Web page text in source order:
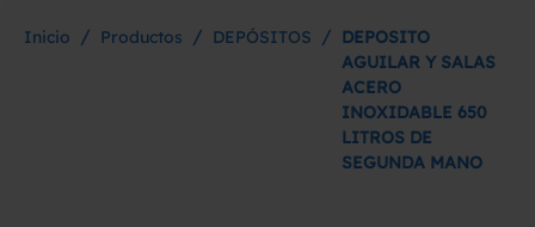
Inicio / Productos / DEPÓSITOS / DEPOSITO
AGUILAR Y SALAS
ACERO
INOXIDABLE 650
LITROS DE
SEGUNDA MANO